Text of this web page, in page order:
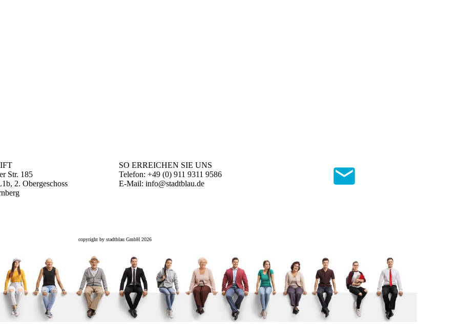
Str. 185
2. Obergeschoss
SO ERREICHEN SIE UNS
Telefon: +49 (0) 911 9311 9586
E-Mail: info@stadtblau.de
copyright by stadtblau GmbH 2026